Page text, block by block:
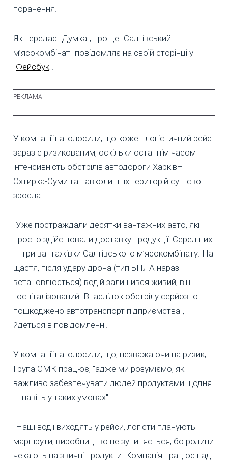
поранення.
Як передає "Думка", про це "Салтівський
м’ясокомбінат" повідомляє на своїй сторінці у
"Фейсбук".
У компанії наголосили, що кожен логістичний рейс
зараз є ризикованим, оскільки останнім часом
інтенсивність обстрілів автодороги Харків–
Охтирка-Суми та навколишніх територій суттєво
зросла.
"Уже постраждали десятки вантажних авто, які
просто здійснювали доставку продукції. Серед них
— три вантажівки Салтівського м’ясокомбінату. На
щастя, після удару дрона (тип БПЛА наразі
встановлюється) водій залишився живий, він
госпіталізований. Внаслідок обстрілу серйозно
пошкоджено автотранспорт підприємства", -
йдеться в повідомленні.
У компанії наголосили, що, незважаючи на ризик,
Група СМК працює, "адже ми розуміємо, як
важливо забезпечувати людей продуктами щодня
— навіть у таких умовах".
"Наші водії виходять у рейси, логісти планують
маршрути, виробництво не зупиняється, бо родини
чекають на звичні продукти. Компанія працює над